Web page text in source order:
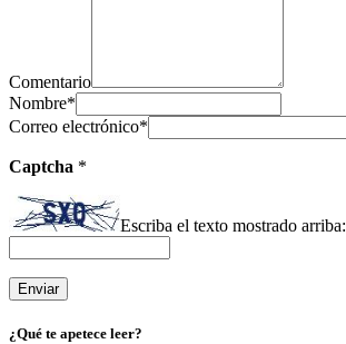
Comentario
Nombre*
Correo electrónico*
Captcha *
Escriba el texto mostrado arriba:
¿Qué te apetece leer?